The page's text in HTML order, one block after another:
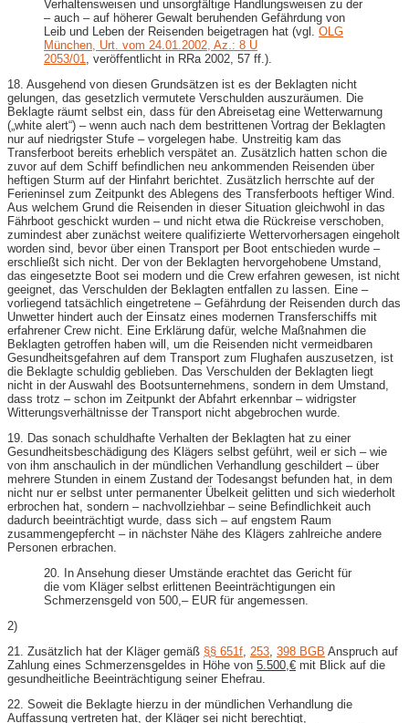
Verhaltensweisen und unsorgfältige Handlungsweisen zu der
– auch – auf höherer Gewalt beruhenden Gefährdung von
Leib und Leben der Reisenden beigetragen hat (vgl. OLG
München, Urt. vom 24.01.2002, Az.: 8 U
2053/01
, veröffentlicht in RRa 2002, 57 ff.).
18. Ausgehend von diesen Grundsätzen ist es der Beklagten nicht
gelungen, das gesetzlich vermutete Verschulden auszuräumen. Die
Beklagte räumt selbst ein, dass für den Abreisetag eine Wetterwarnung
(„white alert“) – wenn auch nach dem bestrittenen Vortrag der Beklagten
nur auf niedrigster Stufe – vorgelegen habe. Unstreitig kam das
Transferboot bereits erheblich verspätet an. Zusätzlich hatten schon die
zuvor auf dem Schiff befindlichen neu ankommenden Reisenden über
heftigen Sturm auf der Hinfahrt berichtet. Zusätzlich herrschte auf der
Ferieninsel zum Zeitpunkt des Ablegens des Transferboots heftiger Wind.
Aus welchem Grund die Reisenden in dieser Situation gleichwohl in das
Fährboot geschickt wurden – und nicht etwa die Rückreise verschoben,
zumindest aber zunächst weitere qualifizierte Wettervorhersagen eingeholt
worden sind, bevor über einen Transport per Boot entschieden wurde –
erschließt sich nicht. Der von der Beklagten hervorgehobene Umstand,
das eingesetzte Boot sei modern und die Crew erfahren gewesen, ist nicht
geeignet, das Verschulden der Beklagten entfallen zu lassen. Eine –
vorliegend tatsächlich eingetretene – Gefährdung der Reisenden durch das
Unwetter hindert auch der Einsatz eines modernen Transferschiffs mit
erfahrener Crew nicht. Eine Erklärung dafür, welche Maßnahmen die
Beklagten getroffen haben will, um die Reisenden nicht vermeidbaren
Gesundheitsgefahren auf dem Transport zum Flughafen auszusetzen, ist
die Beklagte schuldig geblieben. Das Verschulden der Beklagten liegt
nicht in der Auswahl des Bootsunternehmens, sondern in dem Umstand,
dass trotz – schon im Zeitpunkt der Abfahrt erkennbar – widrigster
Witterungsverhältnisse der Transport nicht abgebrochen wurde.
19. Das sonach schuldhafte Verhalten der Beklagten hat zu einer
Gesundheitsbeschädigung des Klägers selbst geführt, weil er sich – wie
von ihm anschaulich in der mündlichen Verhandlung geschildert – über
mehrere Stunden in einem Zustand der Todesangst befunden hat, in dem
nicht nur er selbst unter permanenter Übelkeit gelitten und sich wiederholt
erbrochen hat, sondern – nachvollziehbar – seine Befindlichkeit auch
dadurch beeinträchtigt wurde, dass sich – auf engstem Raum
zusammengepfercht – in nächster Nähe des Klägers zahlreiche andere
Personen erbrachen.
20. In Ansehung dieser Umstände erachtet das Gericht für
die vom Kläger selbst erlittenen Beeinträchtigungen ein
Schmerzensgeld von 500,– EUR für angemessen.
2)
21. Zusätzlich hat der Kläger gemäß §§ 651f 253 398 BGB Anspruch auf
Zahlung eines Schmerzensgeldes in Höhe von 5.500,€ mit Blick auf die
gesundheitliche Beeinträchtigung seiner Ehefrau.
22. Soweit die Beklagte hierzu in der mündlichen Verhandlung die
Auffassung vertreten hat, der Kläger sei nicht berechtigt,